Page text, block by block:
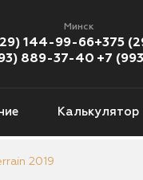
Минск
144-99-66
889-37-40
+375
+7
Калькулятор
2019